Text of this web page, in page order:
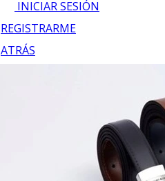
INICIAR SESIÓN
REGISTRARME
ATRÁS